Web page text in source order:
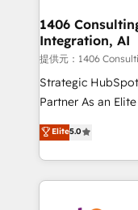
Revenue
Outbound
Design & Development We empower
reach their full
relationship-driven support. With
technical know-
need to succeed.
1406
Integration, AI
提供元：1406
Strategic
Partner As an Elite HubSpot Partner, 1406 Consulting
helps mid-market
they sell, market,
HubSpot—we
to help you keep winning. What
Elite5.0